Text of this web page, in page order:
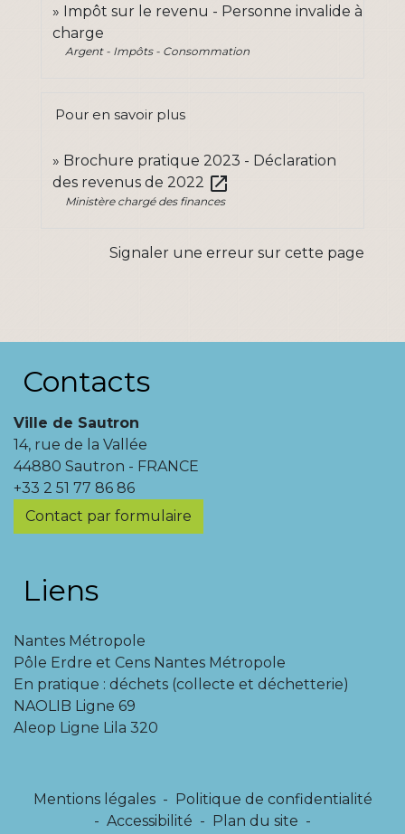
Impôt sur le revenu - Personne invalide à
charge
Argent - Impôts - Consommation
Pour en savoir plus
Brochure pratique 2023 - Déclaration
des revenus de 2022 open_in_new
Ministère chargé des finances
Signaler une erreur sur cette page
Contacts
Ville de Sautron
14, rue de la Vallée
44880 Sautron - FRANCE
+33 2 51 77 86 86
Contact par formulaire
Liens
Nantes Métropole
Pôle Erdre et Cens Nantes Métropole
En pratique : déchets (collecte et déchetterie)
NAOLIB Ligne 69
Aleop Ligne Lila 320
Mentions légales - Politique de confidentialité
- Accessibilité - Plan du site -